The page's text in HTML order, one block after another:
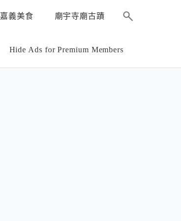
嘉義美食 廟宇寺廟古蹟
Hide Ads for Premium Members